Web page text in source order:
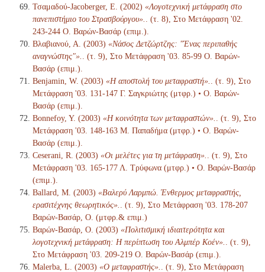
Τσαμαδού-Jacoberger, Ε. (2002) «Λογοτεχνική μετάφραση στο
πανεπιστήμιο του Στρασβούργου».
. (τ. 8), Στο Μετάφραση '02.
243-244 Ο. Βαρών-Βασάρ (επιμ.).
Βλαβιανού, Α. (2003) «Νάσος Δετζώρτζης: "Ένας περιπαθής
αναγνώστης"».
. (τ. 9), Στο Μετάφραση '03. 85-99 Ο. Βαρών-
Βασάρ (επιμ.).
Benjamin, W. (2003) «Η αποστολή του μεταφραστή».
. (τ. 9), Στο
Μετάφραση '03. 131-147 Γ. Σαγκριώτης (μτφρ.) • Ο. Βαρών-
Βασάρ (επιμ.).
Bonnefoy, Y. (2003) «Η κοινότητα των μεταφραστών».
. (τ. 9), Στο
Μετάφραση '03. 148-163 Μ. Παπαδήμα (μτφρ.) • Ο. Βαρών-
Βασάρ (επιμ.).
Ceserani, R. (2003) «Οι μελέτες για τη μετάφραση».
. (τ. 9), Στο
Μετάφραση '03. 165-177 Λ. Τρύφωνα (μτφρ.) • Ο. Βαρών-Βασάρ
(επιμ.).
Ballard, M. (2003) «Βαλερύ Λαρμπώ. Ένθερμος μεταφραστής,
ερασιτέχνης θεωρητικός».
. (τ. 9), Στο Μετάφραση '03. 178-207
Βαρών-Βασάρ, Ο. (μτφρ.& επιμ.)
Βαρών-Βασάρ, Ο. (2003) «Πολιτισμική ιδιαιτερότητα και
λογοτεχνική μετάφραση: Η περίπτωση του Αλμπέρ Κοέν».
. (τ. 9),
Στο Μετάφραση '03. 209-219 Ο. Βαρών-Βασάρ (επιμ.).
Malerba, L. (2003) «Ο μεταφραστής».
. (τ. 9), Στο Μετάφραση